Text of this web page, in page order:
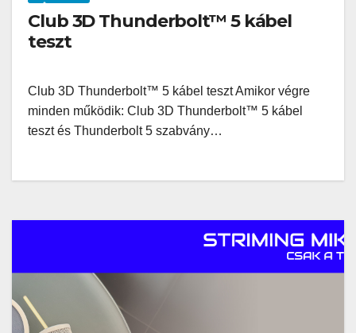
Club 3D Thunderbolt™ 5 kábel
teszt
Club 3D Thunderbolt™ 5 kábel teszt Amikor végre
minden működik: Club 3D Thunderbolt™ 5 kábel
teszt és Thunderbolt 5 szabvány…